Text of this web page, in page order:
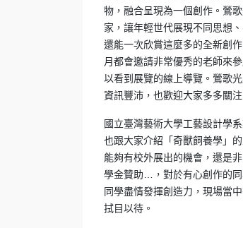
物，融合呈現為一個創作。鶯
家，讓年輕世代展現不同思想
還能一次欣賞這麼多的全新創
月都會邀請非常優秀的老師來
以看到展覽的線上導覽。鶯歌
資訊豐沛，也歡迎大家多多關注
國立臺灣藝術大學工藝設計學
也跟大家介紹「奇獸飼養學」
能夠有校外展出的機會，還是
學金贊助…，對於有心創作的
同學盡情發揮創造力，現場當
拭目以待。